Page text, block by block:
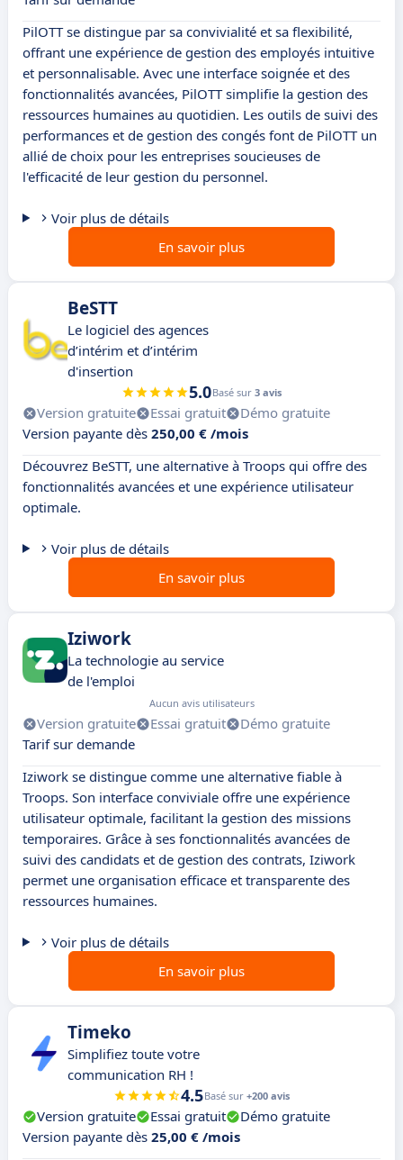
PilOTT se distingue par sa convivialité et sa flexibilité,
offrant une expérience de gestion des employés intuitive
et personnalisable. Avec une interface soignée et des
fonctionnalités avancées, PilOTT simplifie la gestion des
ressources humaines au quotidien. Les outils de suivi des
performances et de gestion des congés font de PilOTT un
allié de choix pour les entreprises soucieuses de
l'efficacité de leur gestion du personnel.
Voir plus de détails
En savoir plus
BeSTT
Le logiciel des agences
d’intérim et d’intérim
d'insertion
5.0Basé sur 3 avis
Version gratuite Essai gratuit
Démo gratuite
Version payante dès 250,00 € /mois
Découvrez BeSTT, une alternative à Troops qui offre des
fonctionnalités avancées et une expérience utilisateur
optimale.
Voir plus de détails
En savoir plus
Iziwork
La technologie au service
de l'emploi
Aucun avis utilisateurs
Version gratuite Essai gratuit
Démo gratuite
Tarif sur demande
Iziwork se distingue comme une alternative fiable à
Troops. Son interface conviviale offre une expérience
utilisateur optimale, facilitant la gestion des missions
temporaires. Grâce à ses fonctionnalités avancées de
suivi des candidats et de gestion des contrats, Iziwork
permet une organisation efficace et transparente des
ressources humaines.
Voir plus de détails
En savoir plus
Timeko
Simplifiez toute votre
communication RH !
4.5Basé sur +200 avis
Version gratuite Essai gratuit
Démo gratuite
Version payante dès 25,00 € /mois